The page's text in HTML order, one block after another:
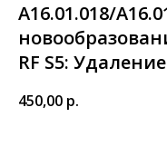
А16.01.018/
RF S5:
450,00 р.